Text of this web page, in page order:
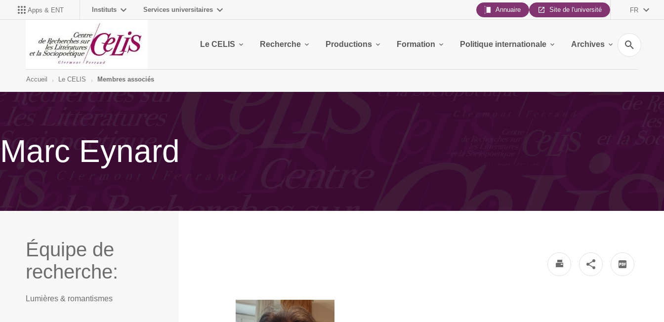
Apps & ENT Instituts Services universitaires Annuaire Site de l'université FR
Le CELIS Recherche Productions Formation Politique internationale Archives
Recherche
Accueil Le CELIS Membres associés
Marc Eynard
Équipe de
recherche:
Lumières & romantismes